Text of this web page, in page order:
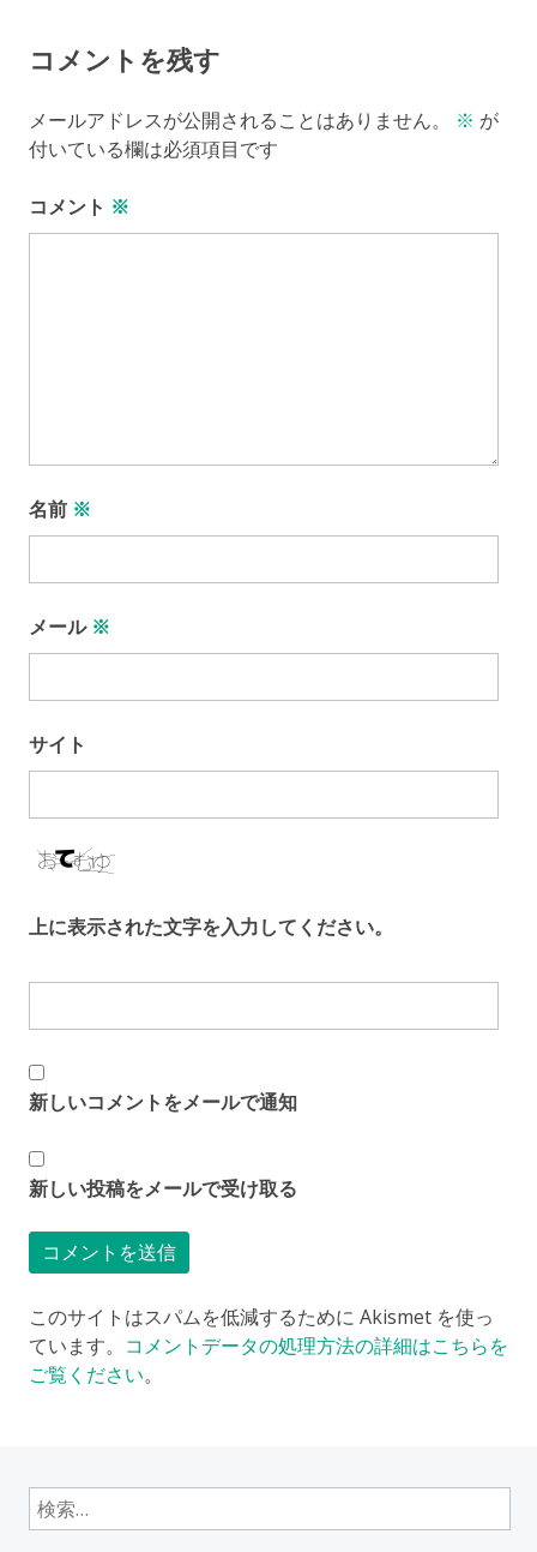
コメントを残す
メールアドレスが公開されることはありません。 ※ が
付いている欄は必須項目です
コメント ※
名前 ※
メール ※
サイト
上に表示された文字を入力してください。
新しいコメントをメールで通知
新しい投稿をメールで受け取る
このサイトはスパムを低減するために Akismet を使っ
ています。 コメントデータの処理方法の詳細はこちらを
ご覧ください。
検
索: